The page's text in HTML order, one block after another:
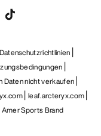
Datenschutzrichtlinien
nicht verkaufen
leaf.arcteryx.com
Sports Brand